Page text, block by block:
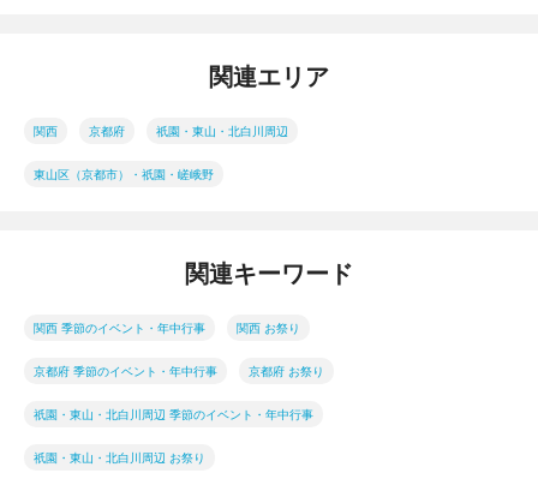
関連エリア
関西 京都府 祇園・東山・北白川周辺
東山区（京都市）・祇園・嵯峨野
関連キーワード
関西 季節のイベント・年中行事 関西 お祭り
京都府 季節のイベント・年中行事 京都府 お祭り
祇園・東山・北白川周辺 季節のイベント・年中行事
祇園・東山・北白川周辺 お祭り